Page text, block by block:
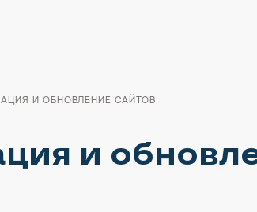
И ОБНОВЛЕНИЕ САЙТОВ
и